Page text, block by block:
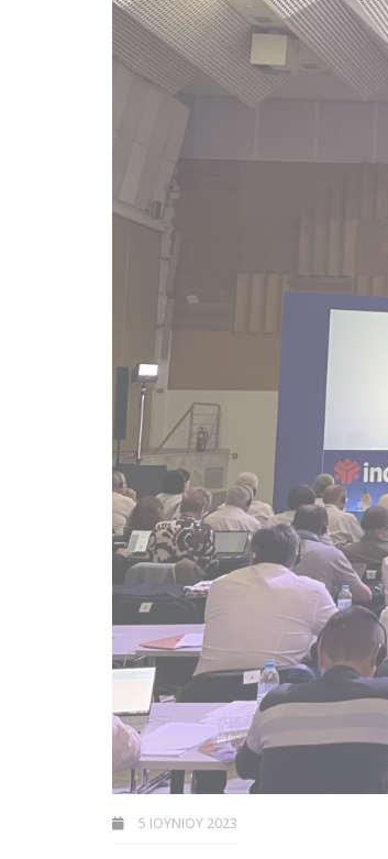
5 ΙΟΥΝΊΟΥ 2023